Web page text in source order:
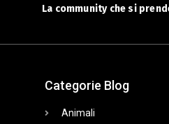
La community che si
Categorie Blog
Animali